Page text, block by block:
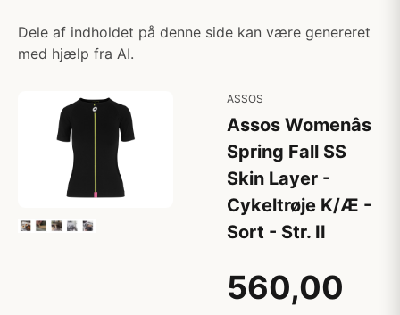
Dele af indholdet på denne side kan være genereret
med hjælp fra AI.
ASSOS
Assos Womenâs
Spring Fall SS
Skin Layer -
Cykeltrøje K/Æ -
Sort - Str. II
560,00